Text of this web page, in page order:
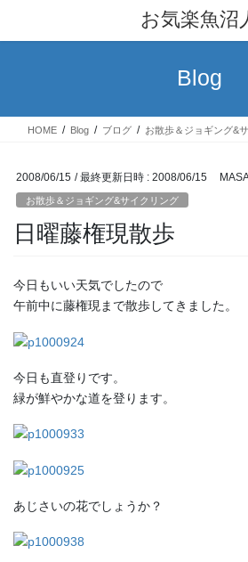
テ
ス
ゲ
ン
お気楽魚沼
Blog
HOME Blog ブログ お散歩＆ジョギング&
2008/06/15 / 最終更新日時 : 2008/06/15
お散歩＆ジョギング&サイクリング
日曜藤権現散歩
今日もいい天気でしたので
午前中に藤権現まで散歩してきました。
今日も直登りです。
緑が鮮やかな道を登ります。
あじさいの花でしょうか？